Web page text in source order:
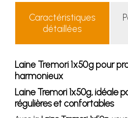
Caractéristiques
détaillées
Laine Tremori 1x50g pour
harmonieux
Laine Tremori 1x50g, idéale
régulières et confortables